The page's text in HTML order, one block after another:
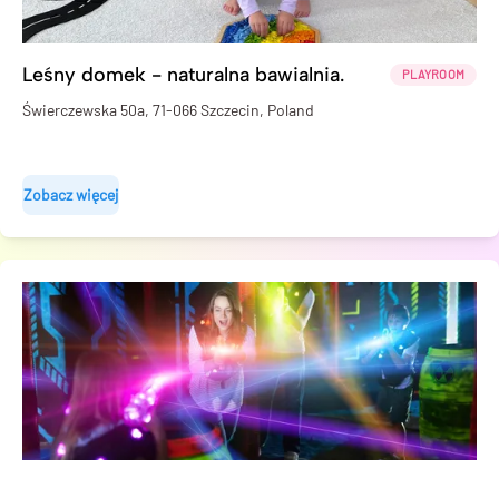
Leśny domek - naturalna bawialnia. PLAYROOM
Świerczewska 50a, 71-066 Szczecin, Poland
Zobacz więcej